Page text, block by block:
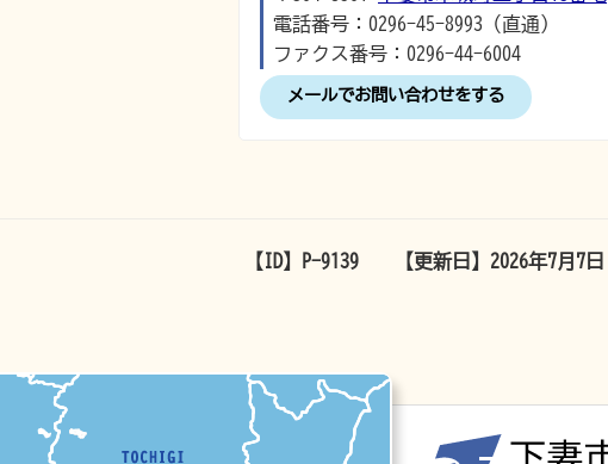
電話番号：0296-45-8993（直通）
ファクス番号：0296-44-6004
メールでお問い合わせをする
【ID】 P-9139 【更新日】 2026年7月7日